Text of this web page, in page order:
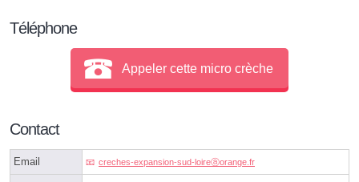
Téléphone
Appeler cette micro crèche
Contact
Email creches-expansion-sud-loireⓐorange.fr